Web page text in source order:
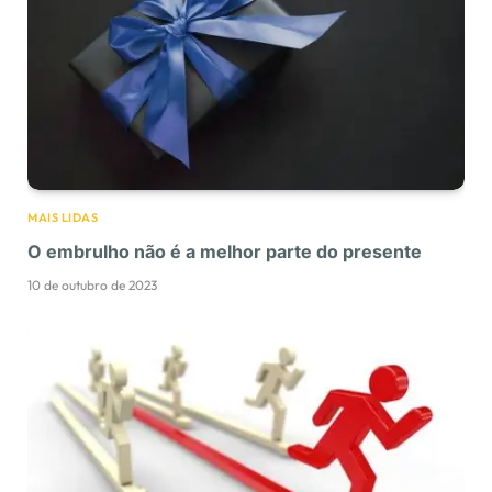
MAIS LIDAS
O embrulho não é a melhor parte do presente
10 de outubro de 2023